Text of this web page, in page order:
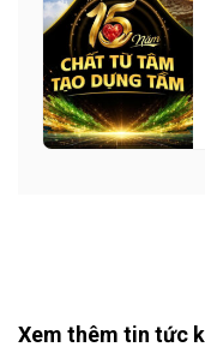
Xem thêm tin tức